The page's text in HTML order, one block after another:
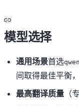
模型选择
通用场景首选
间取得最佳平衡
最高翻译质量 （